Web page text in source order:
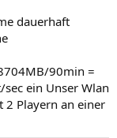
dauerhaft
90min =
ein Unser Wlan
2 Playern an einer